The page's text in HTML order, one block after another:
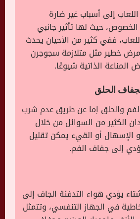
إلى أسباب غير ضارة
حيث لها تأثير جانبي
ففي كثير من الأحيان يحدث
خطير مثل متلازمة سجوجرن
المناعة الذاتية شيوعًا.
الحلق
والحلق إما عن طريق عدم شرب
الكثير من السوائل من خلال
أو الإسهال أو القيء يمكن تقليل
إلى جفاف الفم.
يؤدي هواء التدفئة الجاف إلى
في الجهاز التنفسي، وتتمثل